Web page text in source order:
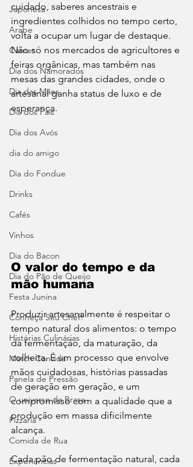
Japonesa
Arabe
Carnes
Dia dos Namorados
Dia das Mães
Dia dos Pais
Dia dos Avós
dia do amigo
Dia do Fondue
Drinks
Cafés
Vinhos
Dia do Bacon
Dia do Pão de Queijo
Festa Junina
Conheça Seu Chef!
Histórias Culinárias
Match Convida
Panela de Pressão
O universo da Brasa
Pizzaria
Comida de Rua
Experiências
cuidado, saberes ancestrais e
ingredientes colhidos no tempo certo,
volta a ocupar um lugar de destaque.
Não só nos mercados de agricultores e
feiras orgânicas, mas também nas
mesas das grandes cidades, onde o
artesanal ganha status de luxo e de
esperança.
O valor do tempo e da
mão humana
Produzir artesanalmente é respeitar o
tempo natural dos alimentos: o tempo
da fermentação, da maturação, da
colheita. É um processo que envolve
mãos cuidadosas, histórias passadas
de geração em geração, e um
compromisso com a qualidade que a
produção em massa dificilmente
alcança.
Cada pão de fermentação natural, cada